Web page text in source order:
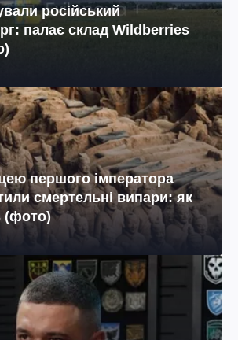
російський
палає склад Wildberries
першого імператора
смертельні випари: як
(фото)